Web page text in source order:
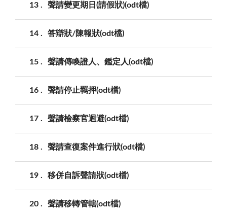
13 聲請變更期日(請假狀)(odt檔)
14 答辯狀/陳報狀(odt檔)
15 聲請傳喚證人、鑑定人(odt檔)
16 聲請停止羈押(odt檔)
17 聲請檢察官迴避(odt檔)
18 聲請查復案件進行狀(odt檔)
19 移併自訴聲請狀(odt檔)
20 聲請移轉管轄(odt檔)